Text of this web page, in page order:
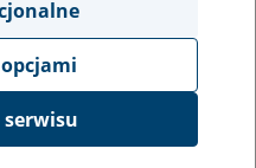
Sp. z o.o. - Gliwice, ul.
serwisu